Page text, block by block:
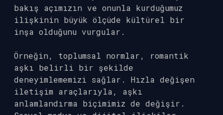
bakış açımızın ve onunla kurduğumuz
ilişkinin büyük ölçüde kültürel bir
inşa olduğunu vurgular.
Örneğin, toplumsal normlar, romantik
aşkı belirli bir şekilde
deneyimlememizi sağlar. Hızla değişen
iletişim araçlarıyla, aşkı
anlamlandırma biçimimiz de değişir.